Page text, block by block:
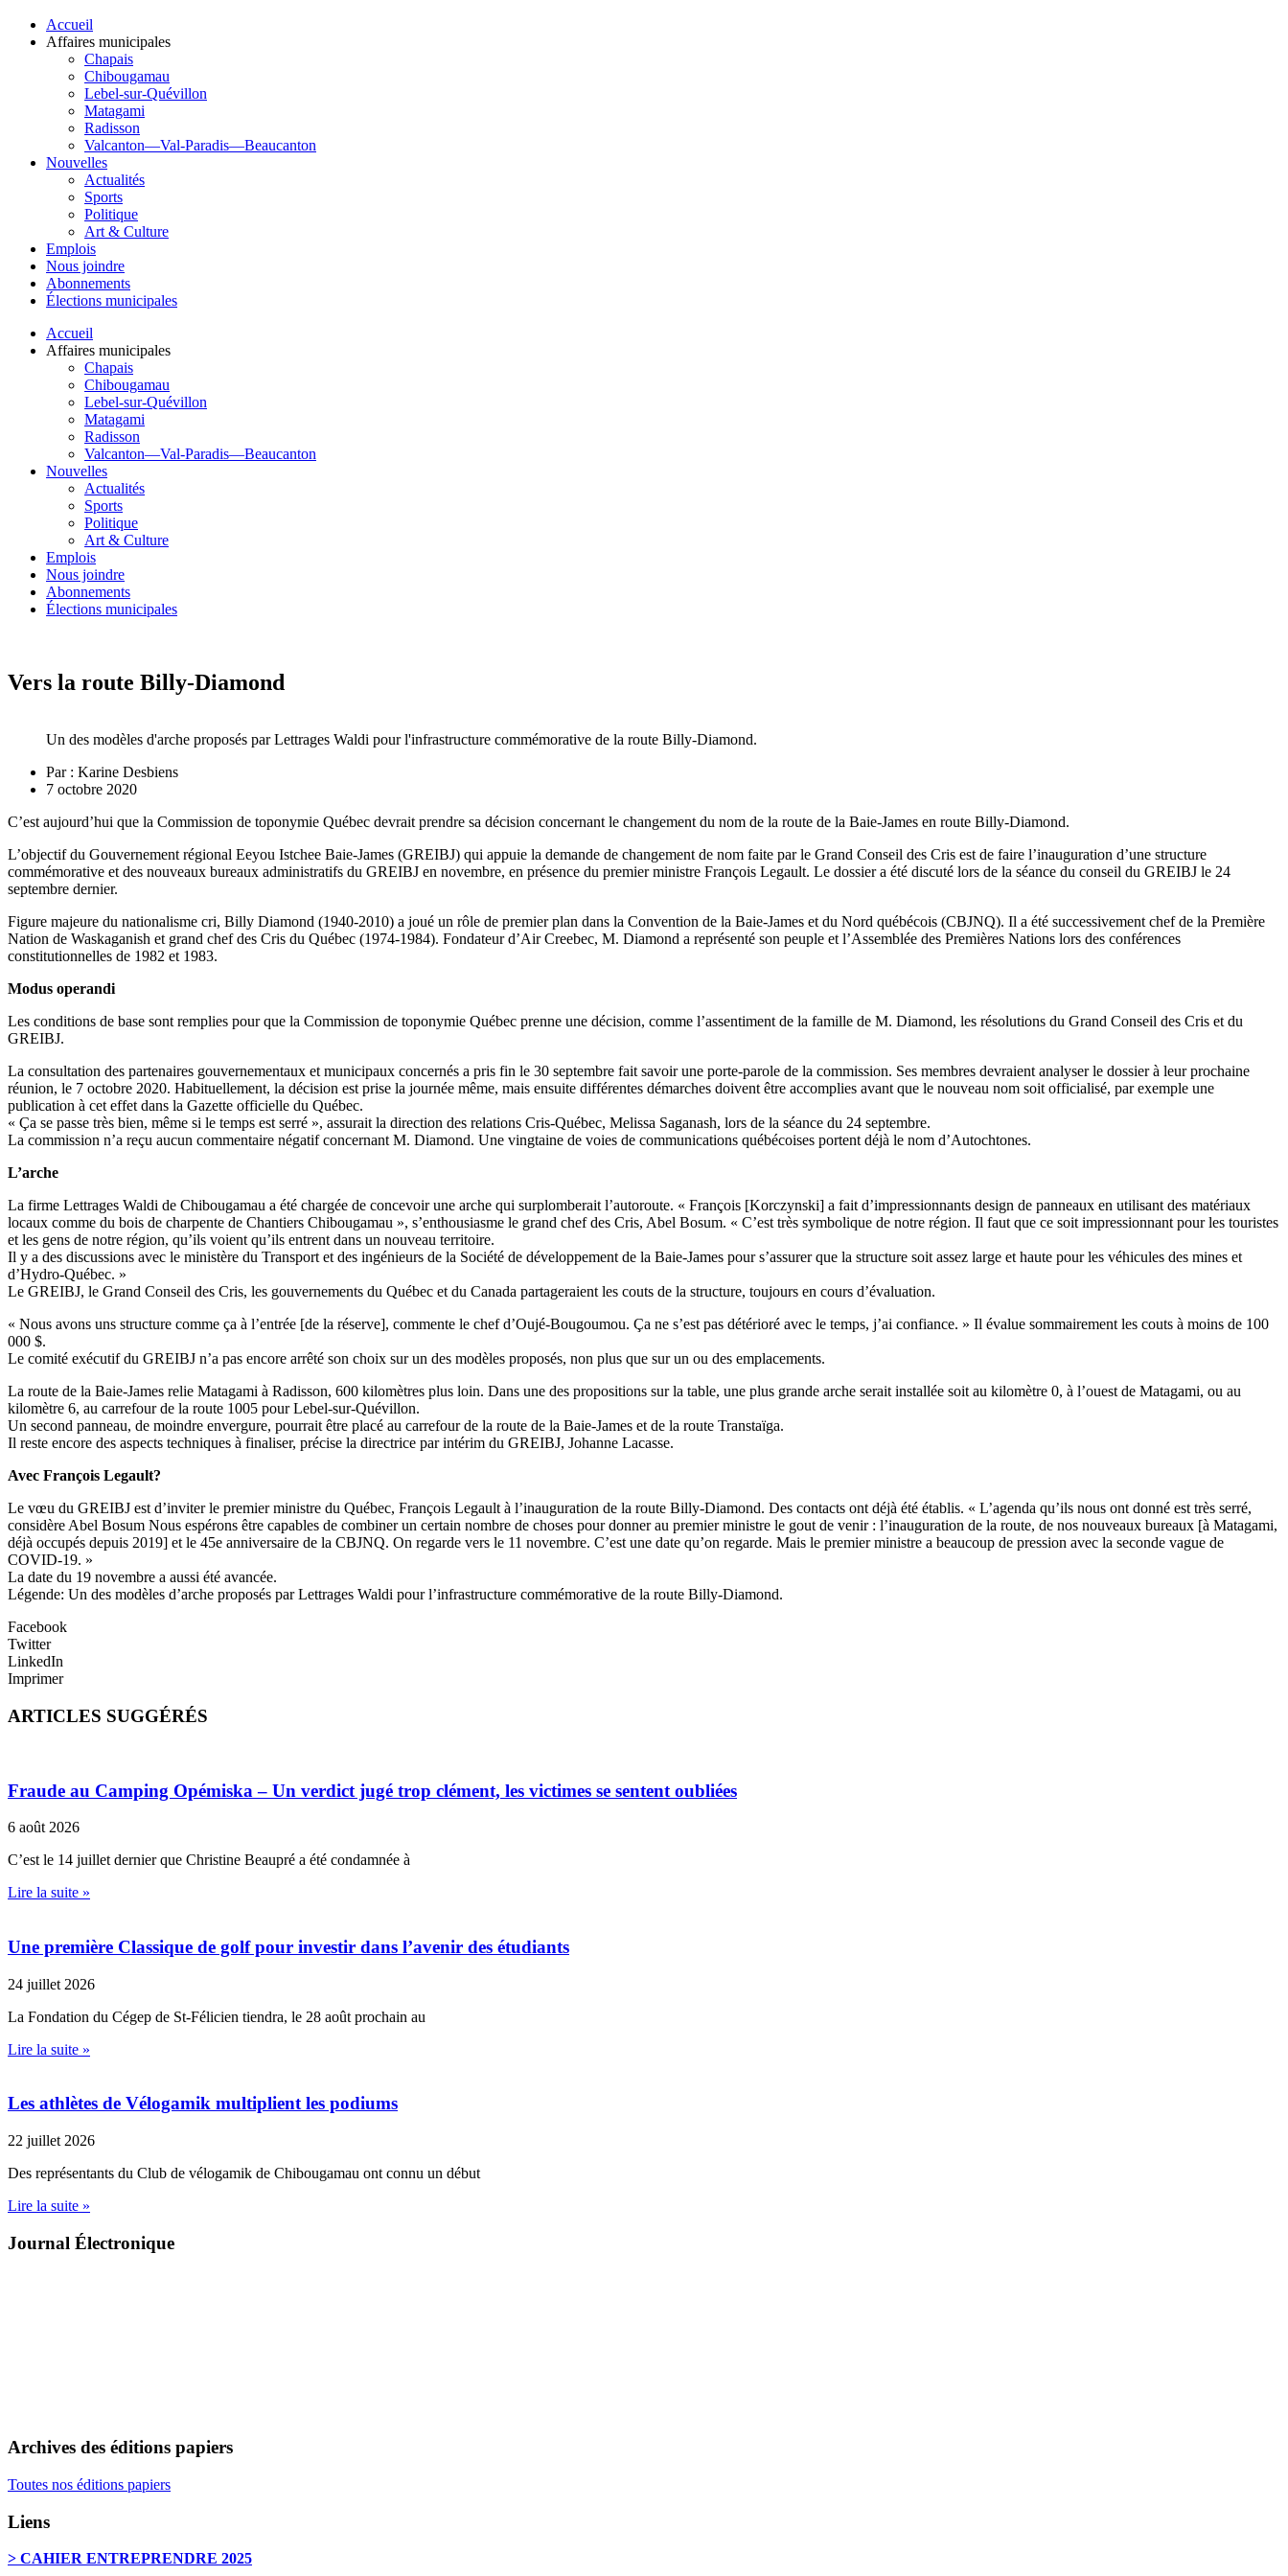
Accueil
Affaires municipales
Chapais
Chibougamau
Lebel-sur-Quévillon
Matagami
Radisson
Valcanton—Val-Paradis—Beaucanton
Nouvelles
Actualités
Sports
Politique
Art & Culture
Emplois
Nous joindre
Abonnements
Élections municipales
Accueil
Affaires municipales
Chapais
Chibougamau
Lebel-sur-Quévillon
Matagami
Radisson
Valcanton—Val-Paradis—Beaucanton
Nouvelles
Actualités
Sports
Politique
Art & Culture
Emplois
Nous joindre
Abonnements
Élections municipales
Vers la route Billy-Diamond
Un des modèles d'arche proposés par Lettrages Waldi pour l'infrastructure commémorative de la route Billy-Diamond.
Par : Karine Desbiens
7 octobre 2020
C’est aujourd’hui que la Commission de toponymie Québec devrait prendre sa décision concernant le changement du nom de la route de la Baie-James en route Billy-Diamond.
L’objectif du Gouvernement régional Eeyou Istchee Baie-James (GREIBJ) qui appuie la demande de changement de nom faite par le Grand Conseil des Cris est de faire l’inauguration d’une structure
commémorative et des nouveaux bureaux administratifs du GREIBJ en novembre, en présence du premier ministre François Legault. Le dossier a été discuté lors de la séance du conseil du GREIBJ le 24
septembre dernier.
Figure majeure du nationalisme cri, Billy Diamond (1940-2010) a joué un rôle de premier plan dans la Convention de la Baie-James et du Nord québécois (CBJNQ). Il a été successivement chef de la Première
Nation de Waskaganish et grand chef des Cris du Québec (1974-1984). Fondateur d’Air Creebec, M. Diamond a représenté son peuple et l’Assemblée des Premières Nations lors des conférences
constitutionnelles de 1982 et 1983.
Modus operandi
Les conditions de base sont remplies pour que la Commission de toponymie Québec prenne une décision, comme l’assentiment de la famille de M. Diamond, les résolutions du Grand Conseil des Cris et du
GREIBJ.
La consultation des partenaires gouvernementaux et municipaux concernés a pris fin le 30 septembre fait savoir une porte-parole de la commission. Ses membres devraient analyser le dossier à leur prochaine
réunion, le 7 octobre 2020. Habituellement, la décision est prise la journée même, mais ensuite différentes démarches doivent être accomplies avant que le nouveau nom soit officialisé, par exemple une
publication à cet effet dans la Gazette officielle du Québec.
« Ça se passe très bien, même si le temps est serré », assurait la direction des relations Cris-Québec, Melissa Saganash, lors de la séance du 24 septembre.
La commission n’a reçu aucun commentaire négatif concernant M. Diamond. Une vingtaine de voies de communications québécoises portent déjà le nom d’Autochtones.
L’arche
La firme Lettrages Waldi de Chibougamau a été chargée de concevoir une arche qui surplomberait l’autoroute. « François [Korczynski] a fait d’impressionnants design de panneaux en utilisant des matériaux
locaux comme du bois de charpente de Chantiers Chibougamau », s’enthousiasme le grand chef des Cris, Abel Bosum. « C’est très symbolique de notre région. Il faut que ce soit impressionnant pour les touristes
et les gens de notre région, qu’ils voient qu’ils entrent dans un nouveau territoire.
Il y a des discussions avec le ministère du Transport et des ingénieurs de la Société de développement de la Baie-James pour s’assurer que la structure soit assez large et haute pour les véhicules des mines et
d’Hydro-Québec. »
Le GREIBJ, le Grand Conseil des Cris, les gouvernements du Québec et du Canada partageraient les couts de la structure, toujours en cours d’évaluation.
« Nous avons uns structure comme ça à l’entrée [de la réserve], commente le chef d’Oujé-Bougoumou. Ça ne s’est pas détérioré avec le temps, j’ai confiance. » Il évalue sommairement les couts à moins de 100
000 $.
Le comité exécutif du GREIBJ n’a pas encore arrêté son choix sur un des modèles proposés, non plus que sur un ou des emplacements.
La route de la Baie-James relie Matagami à Radisson, 600 kilomètres plus loin. Dans une des propositions sur la table, une plus grande arche serait installée soit au kilomètre 0, à l’ouest de Matagami, ou au
kilomètre 6, au carrefour de la route 1005 pour Lebel-sur-Quévillon.
Un second panneau, de moindre envergure, pourrait être placé au carrefour de la route de la Baie-James et de la route Transtaïga.
Il reste encore des aspects techniques à finaliser, précise la directrice par intérim du GREIBJ, Johanne Lacasse.
Avec François Legault?
Le vœu du GREIBJ est d’inviter le premier ministre du Québec, François Legault à l’inauguration de la route Billy-Diamond. Des contacts ont déjà été établis. « L’agenda qu’ils nous ont donné est très serré,
considère Abel Bosum Nous espérons être capables de combiner un certain nombre de choses pour donner au premier ministre le gout de venir : l’inauguration de la route, de nos nouveaux bureaux [à Matagami,
déjà occupés depuis 2019] et le 45e anniversaire de la CBJNQ. On regarde vers le 11 novembre. C’est une date qu’on regarde. Mais le premier ministre a beaucoup de pression avec la seconde vague de
COVID-19. »
La date du 19 novembre a aussi été avancée.
Légende: Un des modèles d’arche proposés par Lettrages Waldi pour l’infrastructure commémorative de la route Billy-Diamond.
Facebook
Twitter
LinkedIn
Imprimer
ARTICLES SUGGÉRÉS
Fraude au Camping Opémiska – Un verdict jugé trop clément, les victimes se sentent oubliées
6 août 2026
C’est le 14 juillet dernier que Christine Beaupré a été condamnée à
Lire la suite »
Une première Classique de golf pour investir dans l’avenir des étudiants
24 juillet 2026
La Fondation du Cégep de St-Félicien tiendra, le 28 août prochain au
Lire la suite »
Les athlètes de Vélogamik multiplient les podiums
22 juillet 2026
Des représentants du Club de vélogamik de Chibougamau ont connu un début
Lire la suite »
Journal Électronique
Archives des éditions papiers
Toutes nos éditions papiers
Liens
> CAHIER ENTREPRENDRE 2025